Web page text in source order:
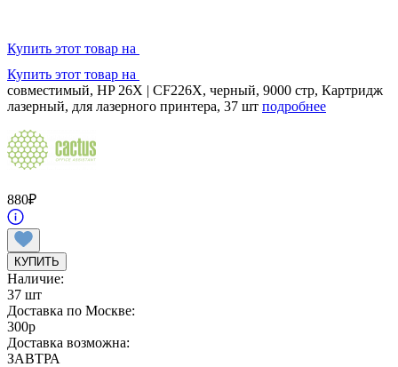
Купить этот товар на
Купить этот товар на
совместимый, HP 26X | CF226X, черный, 9000 стр, Картридж
лазерный, для лазерного принтера, 37 шт подробнее
880₽
КУПИТЬ
Наличие:
37 шт
Доставка по Москве:
300p
Доставка возможна:
ЗАВТРА